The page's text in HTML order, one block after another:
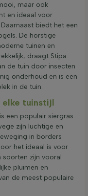
maar ook
en ideaal voor
biedt het een
De horstige
tuinen en
draagt Stipa
de tuin door insecten
onderhoud en is een
in de tuin.
elke tuinstijl
een populair siergras
zijn luchtige en
in borders
het ideaal is voor
soorten zijn vooral
pluimen en
de meest populaire